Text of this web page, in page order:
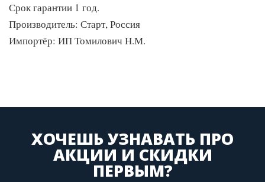
Срок гарантии 1 год.
Производитель: Старт, Россия
Импортёр: ИП Томилович Н.М.
ХОЧЕШЬ УЗНАВАТЬ ПРО
АКЦИИ И СКИДКИ
ПЕРВЫМ?